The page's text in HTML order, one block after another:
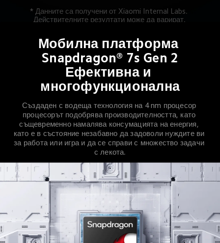
* Данните са получени от Xiaomi Internal Labs.
Действителните резултати може да варират.
а номиналният капацитет на батерията е 9800 mAh.
Мобилна платформа
Snapdragon® 7s Gen 2
Ефективна и
многофункционална
Създаден с водеща технология на 4 nm процесор
процесорът подобрява производителността, като
същевременно намалява консумацията на енергия,
като е в състояние незабавно да задоволи нуждите ви
за работа или игра и да се справи с множество задачи
с лекота.